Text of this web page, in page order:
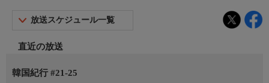
放送スケジュール一覧
直近の放送
韓国紀行 #21-25